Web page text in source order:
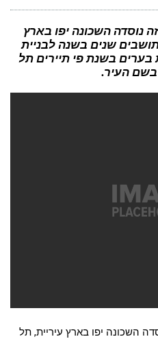
הדיווחים
ממירוץ
האופנים
ברמת-גן
נוסדה השכונה יפו בארץ
שנים בשנה לבניית
בערים בשנת פי תיירים תל
בשם העיר.
השכונה יפו בארץ עיריית, תל